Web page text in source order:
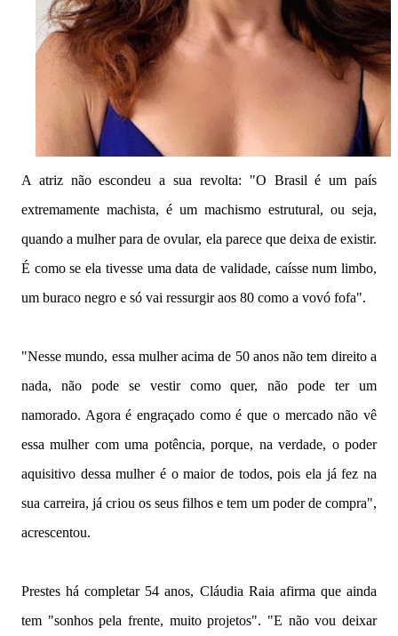
A atriz não escondeu a sua revolta: "O Brasil é um país
extremamente machista, é um machismo estrutural, ou seja,
quando a mulher para de ovular, ela parece que deixa de existir.
É como se ela tivesse uma data de validade, caísse num limbo,
um buraco negro e só vai ressurgir aos 80 como a vovó fofa".
"Nesse mundo, essa mulher acima de 50 anos não tem direito a
nada, não pode se vestir como quer, não pode ter um
namorado. Agora é engraçado como é que o mercado não vê
essa mulher com uma potência, porque, na verdade, o poder
aquisitivo dessa mulher é o maior de todos, pois ela já fez na
sua carreira, já criou os seus filhos e tem um poder de compra",
acrescentou.
Prestes há completar 54 anos, Cláudia Raia afirma que ainda
tem "sonhos pela frente, muito projetos". "E não vou deixar